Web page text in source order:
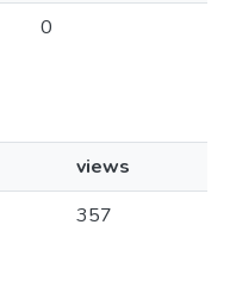
0
views
357